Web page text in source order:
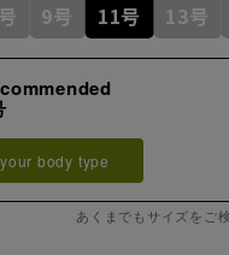
9号 11号 13号
body type
あくまでもサイズをご